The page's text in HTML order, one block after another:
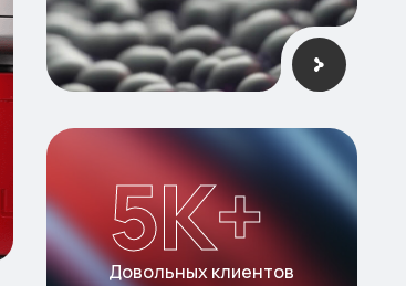
Довольных клиентов
5K+